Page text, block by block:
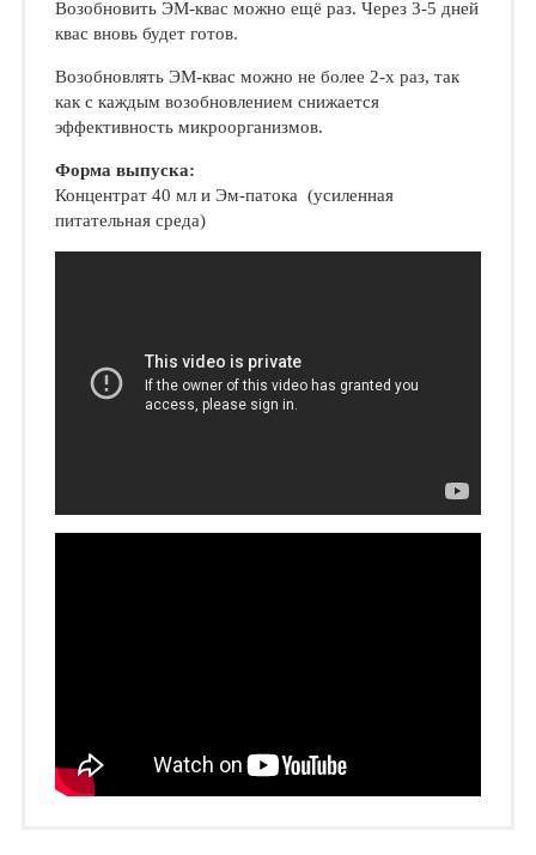
Возобновить ЭМ-квас можно ещё раз. Через 3-5 дней
квас вновь будет готов.
Возобновлять ЭМ-квас можно не более 2-х раз, так
как с каждым возобновлением снижается
эффективность микроорганизмов.
Форма выпуска:
Концентрат 40 мл и Эм-патока (усиленная
питательная среда)